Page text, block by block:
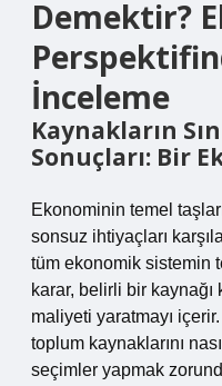
Demektir?
İnceleme
Kaynakların
Sonuçları: Bir
Ekonominin temel
sonsuz ihtiyaçları
tüm ekonomik sistemin
karar, belirli bir kaynağı
maliyeti yaratmayı
toplum kaynaklarını
seçimler yapmak